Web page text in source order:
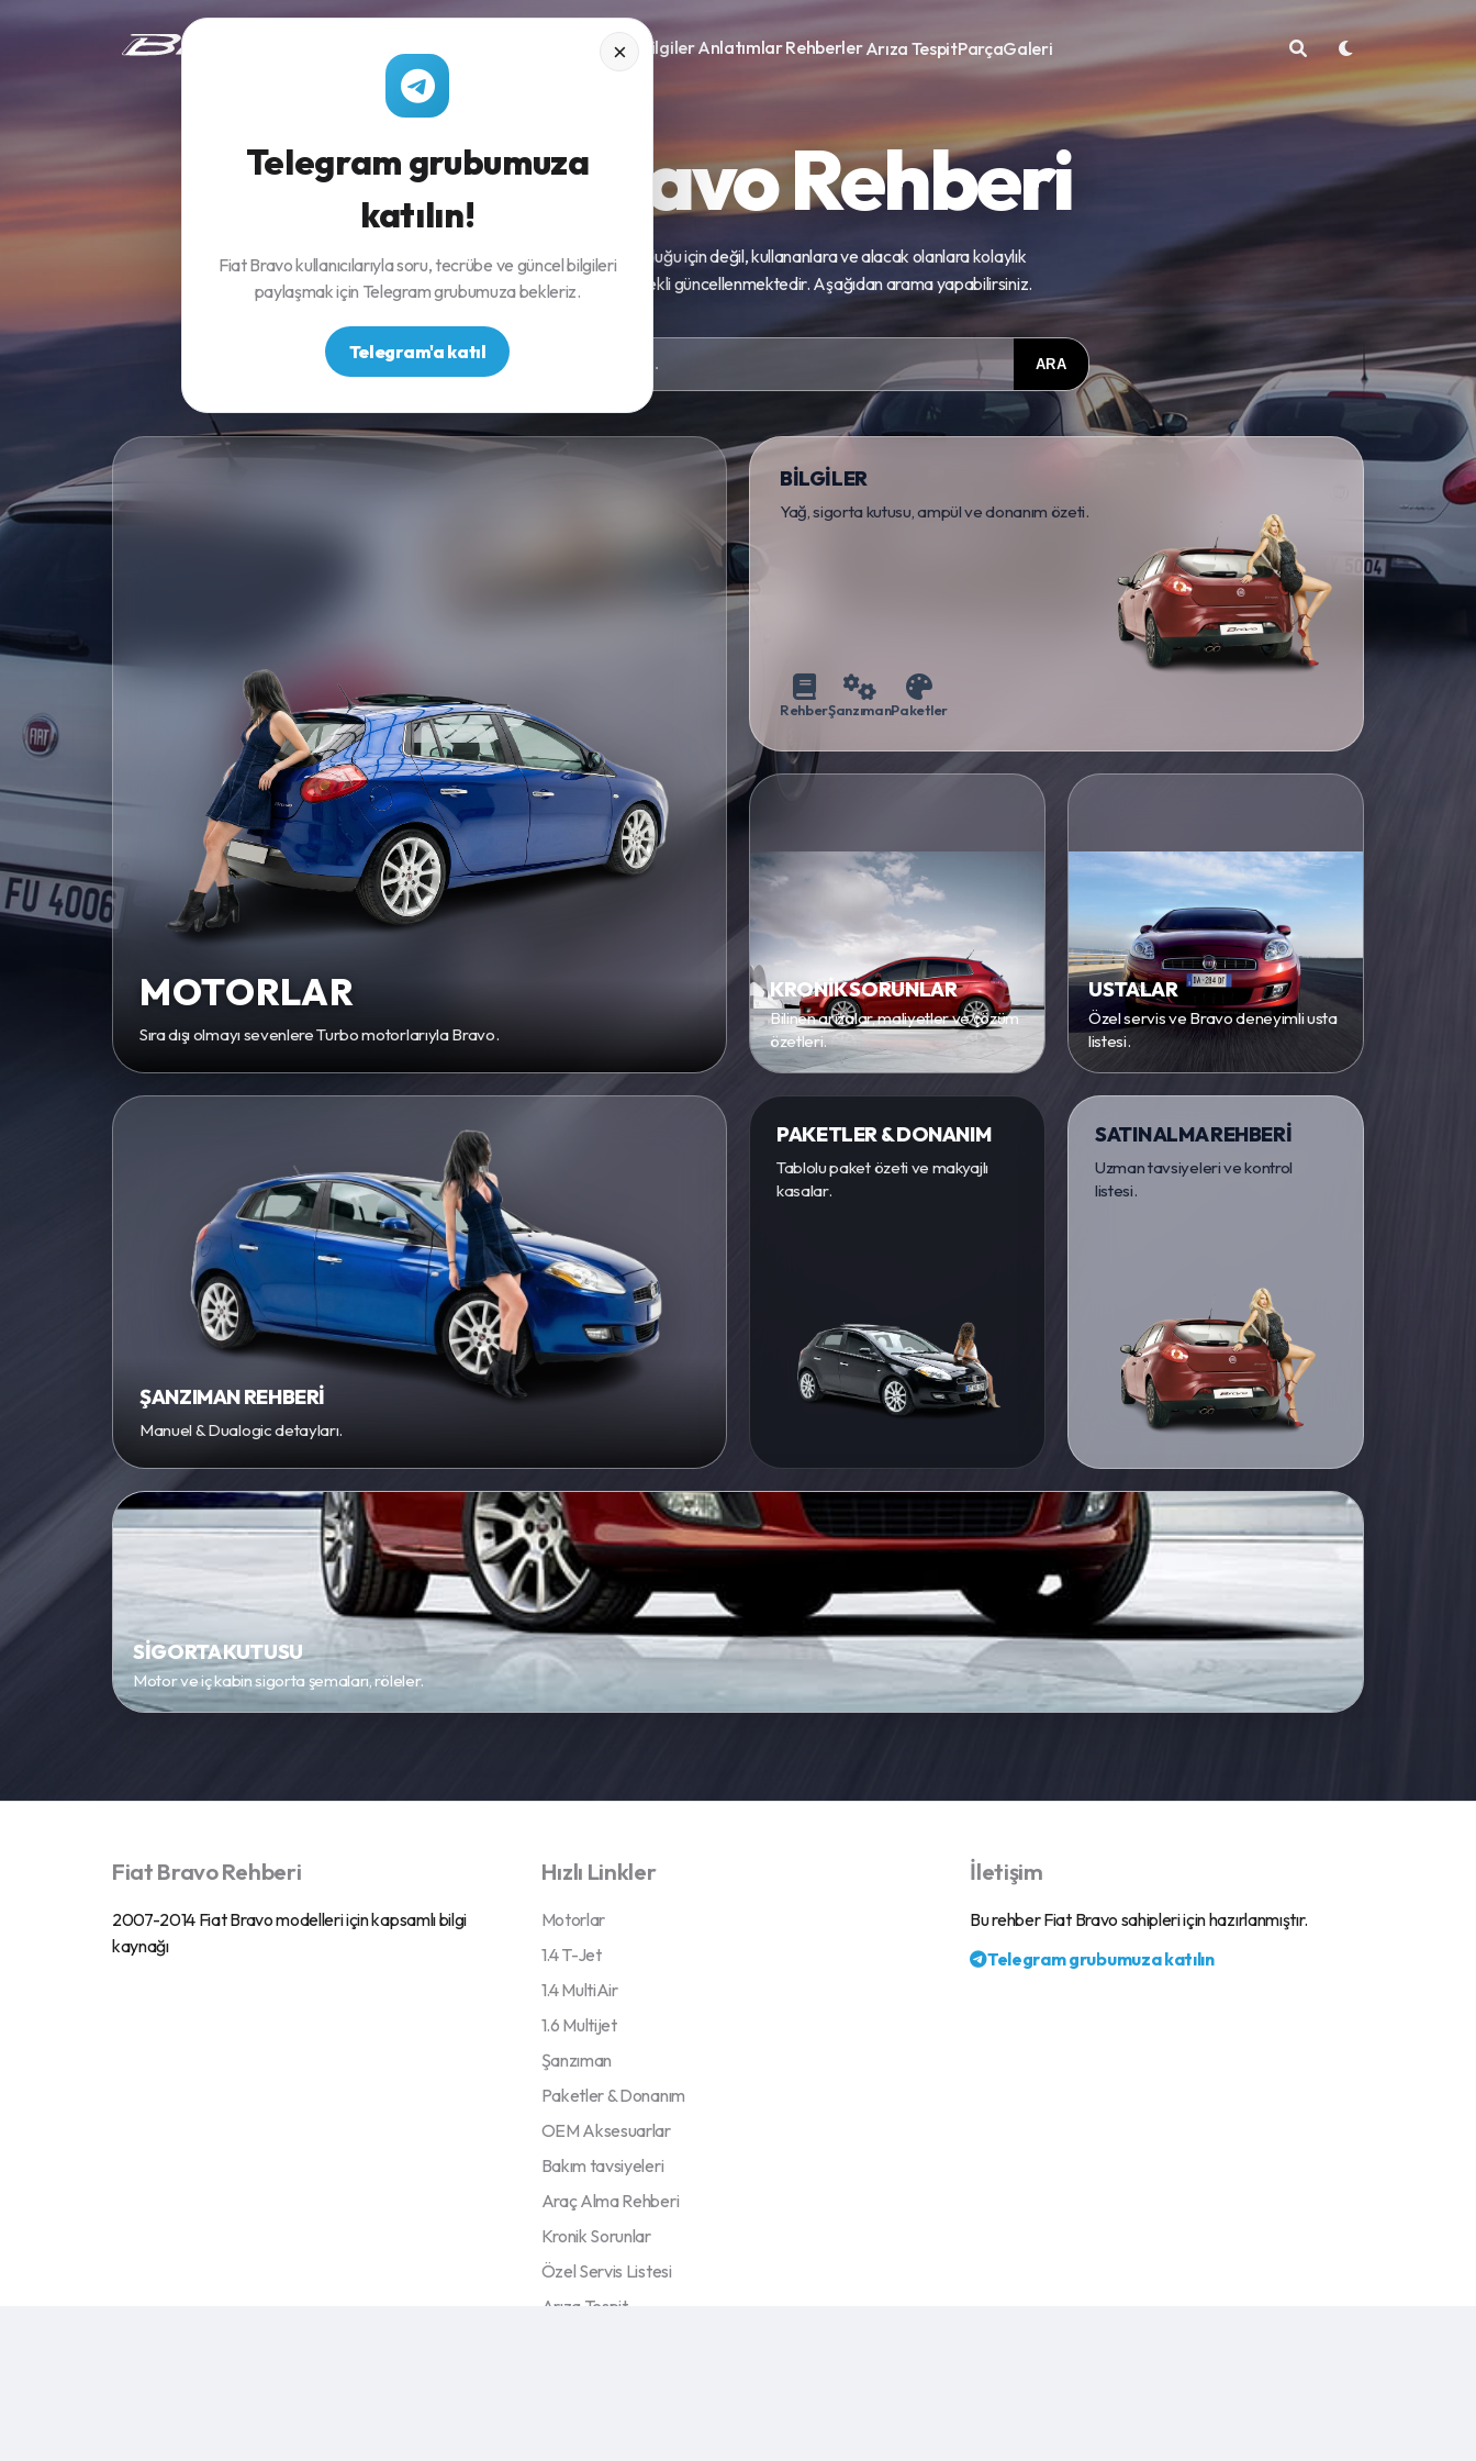
Fiat Bravo Rehberi Kronik Sorunlar BilgilerAnlatımlarRehberlerArıza TespitParçaGaleri
Fiat Bravo Rehberi
Bu site Fiat Bravo sorunlu olduğu için değil, kullananlara ve alacak olanlara kolaylık
sağlaması için yapılmıştır. Sürekli güncellenmektedir. Aşağıdan arama yapabilirsiniz.
ARA
MOTORLAR
Sıra dışı olmayı sevenlere Turbo motorlarıyla Bravo.
BİLGİLER
Yağ, sigorta kutusu, ampül ve donanım özeti.
RehberŞanzımanPaketler
KRONİK SORUNLAR
Bilinen arızalar, maliyetler ve çözüm
özetleri.
USTALAR
Özel servis ve Bravo deneyimli usta
listesi.
ŞANZIMAN REHBERİ
Manuel & Dualogic detayları.
PAKETLER & DONANIM
Tablolu paket özeti ve makyajlı
kasalar.
SATIN ALMA REHBERİ
Uzman tavsiyeleri ve kontrol
listesi.
SİGORTA KUTUSU
Motor ve iç kabin sigorta şemaları, röleler.
×
Telegram grubumuza
katılın!
Fiat Bravo kullanıcılarıyla soru, tecrübe ve güncel bilgileri
paylaşmak için Telegram grubumuza bekleriz.
Telegram'a katıl
Fiat Bravo Rehberi
2007-2014 Fiat Bravo modelleri için kapsamlı bilgi
kaynağı
Hızlı Linkler
Motorlar
1.4 T-Jet
1.4 MultiAir
1.6 Multijet
Şanzıman
Paketler & Donanım
OEM Aksesuarlar
Bakım tavsiyeleri
Araç Alma Rehberi
Kronik Sorunlar
Özel Servis Listesi
Arıza Tespit
İletişim
Bu rehber Fiat Bravo sahipleri için hazırlanmıştır.
Telegram grubumuza katılın